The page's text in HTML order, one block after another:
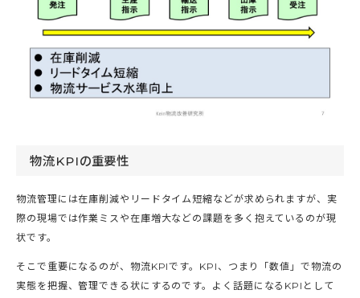
物流KPIの重要性
物流管理には在庫削減やリードタイム短縮などが求められますが、実
際の現場では作業ミスや在庫増大などの課題を多く抱えているのが現
状です。
そこで重要になるのが、物流KPIです。KPI、つまり「数値」で物流の
実態を把握、管理できる状にするのです。よく話題になるKPIとして